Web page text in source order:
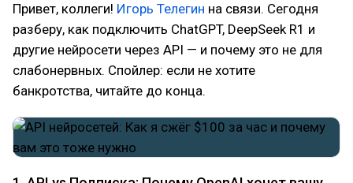
Привет, коллеги! Игорь Телегин на связи. Сегодня
разберу, как подключить ChatGPT, DeepSeek R1 и
другие нейросети через API — и почему это не для
слабонервных. Спойлер: если не хотите
банкротства, читайте до конца.